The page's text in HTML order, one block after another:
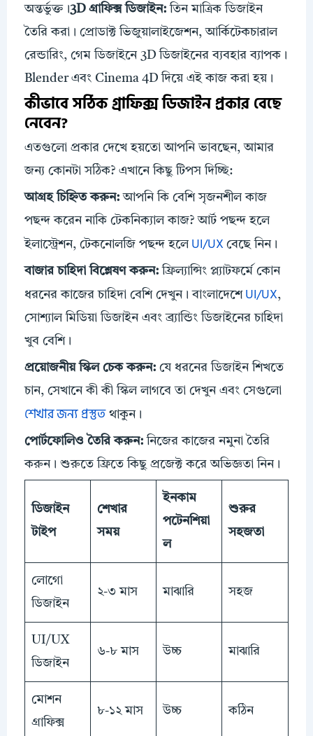
অন্তর্ভুক্ত।3D গ্রাফিক্স ডিজাইন: তিন মাত্রিক ডিজাইন
তৈরি করা। প্রোডাক্ট ভিজুয়ালাইজেশন, আর্কিটেকচারাল
রেন্ডারিং, গেম ডিজাইনে 3D ডিজাইনের ব্যবহার ব্যাপক।
Blender এবং Cinema 4D দিয়ে এই কাজ করা হয়।
কীভাবে সঠিক গ্রাফিক্স ডিজাইন প্রকার বেছে
নেবেন?
এতগুলো প্রকার দেখে হয়তো আপনি ভাবছেন, আমার
জন্য কোনটা সঠিক? এখানে কিছু টিপস দিচ্ছি:
আগ্রহ চিহ্নিত করুন: আপনি কি বেশি সৃজনশীল কাজ
পছন্দ করেন নাকি টেকনিক্যাল কাজ? আর্ট পছন্দ হলে
ইলাস্ট্রেশন, টেকনোলজি পছন্দ হলেUI/UX বেছে নিন।
বাজার চাহিদা বিশ্লেষণ করুন: ফ্রিল্যান্সিং প্ল্যাটফর্মে কোন
ধরনের কাজের চাহিদা বেশি দেখুন। বাংলাদেশেUI/UX,
সোশ্যাল মিডিয়া ডিজাইন এবং ব্র্যান্ডিং ডিজাইনের চাহিদা
খুব বেশি।
প্রয়োজনীয়স্কিলচেক করুন: যে ধরনের ডিজাইন শিখতে
চান, সেখানে কী কী স্কিল লাগবে তা দেখুন এবং সেগুলো
শেখার জন্য প্রস্তুতথাকুন।
পোর্টফোলিও তৈরি করুন: নিজের কাজের নমুনা তৈরি
করুন। শুরুতে ফ্রিতে কিছু প্রজেক্ট করে অভিজ্ঞতা নিন।
ডিজাইন
টাইপ
শেখার
সময়
ইনকাম
পটেনশিয়া
ল
শুরুর
সহজতা
লোগো
ডিজাইন
২-৩ মাস মাঝারি সহজ
UI/UX
ডিজাইন
৬-৮ মাস উচ্চ মাঝারি
মোশন
গ্রাফিক্স
৮-১২ মাস উচ্চ কঠিন